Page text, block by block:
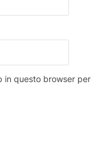
in questo browser per